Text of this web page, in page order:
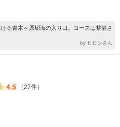
る青木ヶ原樹海の入り口。コースは整備さ
by ヒロシさん
4.5
（27件）